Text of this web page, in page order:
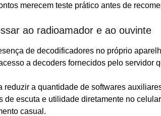
merecem teste prático antes de
ao radioamador e ao ouvinte
de decodificadores no próprio
a decoders fornecidos pelo servidor
reduzir a quantidade de softwares
de escuta e utilidade diretamente no
casual.